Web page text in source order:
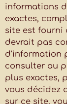
informations
exactes,
site est fourni
devrait pas
d’information
consulter au
plus exactes,
vous décidez
sur ce site,